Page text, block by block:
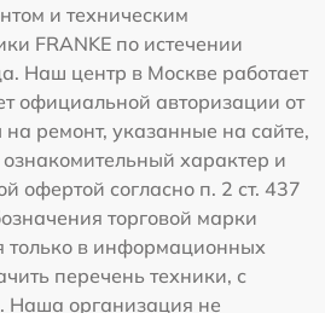
и техническим
FRANKE по истечении
Наш центр в Москве работает
официальной авторизации от
ремонт, указанные на сайте,
характер и
офертой согласно п. 2 ст. 437
торговой марки
только в информационных
перечень техники, с
Наша организация не